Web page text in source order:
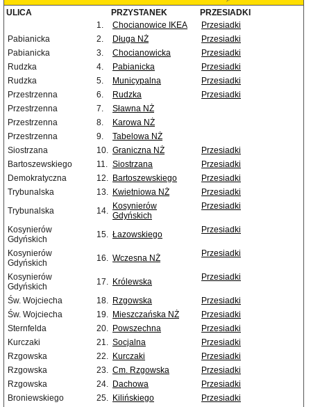
ULICA PRZYSTANEK
PRZESIADKI
1.
Chocianowice IKEA
Przesiadki
Pabianicka
2. Długa NŻ
Przesiadki
Pabianicka
3. Chocianowicka
Przesiadki
Rudzka
4. Pabianicka
Przesiadki
Rudzka
5. Municypalna
Przesiadki
Przestrzenna
6. Rudzka
Przesiadki
Przestrzenna
7.
Sławna NŻ
Przestrzenna
8.
Karowa NŻ
Przestrzenna
9.
Tabelowa NŻ
Siostrzana
10. Graniczna NŻ
Przesiadki
Bartoszewskiego
11. Siostrzana
Przesiadki
Demokratyczna
12. Bartoszewskiego
Przesiadki
Trybunalska
13. Kwietniowa NŻ
Przesiadki
Trybunalska
14. Kosynierów
Gdyńskich
Przesiadki
Kosynierów
Gdyńskich
15. Łazowskiego Przesiadki
Kosynierów
Gdyńskich
16. Wczesna NŻ Przesiadki
Kosynierów
Gdyńskich
17. Królewska Przesiadki
Św. Wojciecha 18. Rzgowska
Przesiadki
Św. Wojciecha
19. Mieszczańska NŻ
Przesiadki
Sternfelda
20. Powszechna
Przesiadki
Kurczaki
21. Socjalna
Przesiadki
Rzgowska
22. Kurczaki
Przesiadki
Rzgowska
23. Cm. Rzgowska
Przesiadki
Rzgowska
24. Dachowa
Przesiadki
Broniewskiego
25. Kilińskiego
Przesiadki